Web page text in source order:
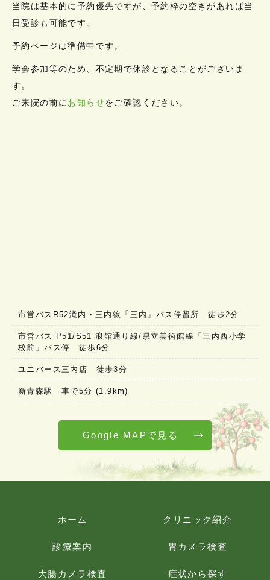
当院は基本的に予約優先ですが、予約枠の空きがあれば当
日受診も可能です。
予約ページは準備中です。
学会参加等のため、不定期で休診となることがございま
す。
ご来院の前に お知らせをご確認ください。
市営バスR52滝内・三内線「三内」バス停留所 徒歩2分
市営バス P51/S51 浪館通り線/県立美術館線「三内西小学
校前」バス停 徒歩6分
ユニバース三内店 徒歩3分
新青森駅 車で5分 (1.9km)
Google MAPで見る
ホーム クリニック紹介
診療案内 胃カメラ検査
大腸カメラ検査 症状から探す